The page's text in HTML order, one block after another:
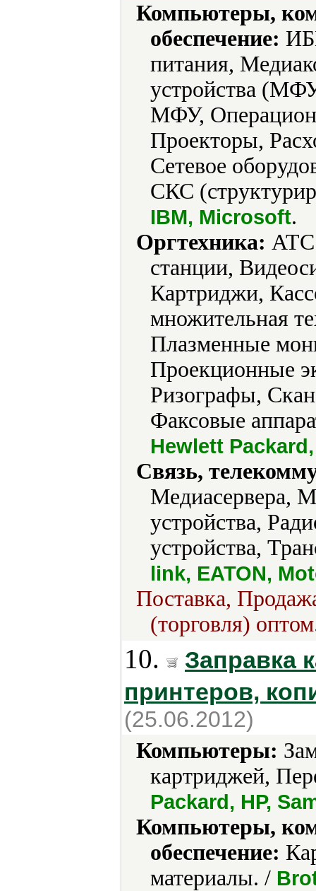
Компьютеры,
обеспечение:
питания,
устройства
МФУ,
Проекторы,
Сетевое
СКС
IBM, Microsoft.
Оргтехника: АТС
станции,
Картриджи,
множительная
Плазменные
Проекционные
Ризографы,
Факсовые
Hewlett
Связь,
Медиасервера,
устройства,
устройства,
link, EATON,
Поставка,
(торговля)
10.
Заправка
принтеров,
(25.06.2012)
Компьютеры:
картриджей,
Packard, HP,
Компьютеры,
обеспечение:
материалы. /